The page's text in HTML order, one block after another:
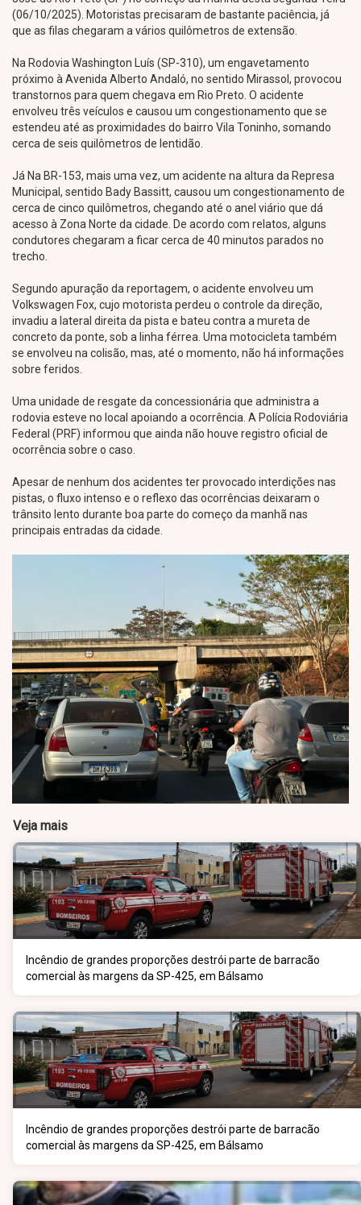
(06/10/2025). Motoristas precisaram de bastante paciência, já
que as filas chegaram a vários quilômetros de extensão.
Na Rodovia Washington Luís (SP-310), um engavetamento
próximo à Avenida Alberto Andaló, no sentido Mirassol, provocou
transtornos para quem chegava em Rio Preto. O acidente
envolveu três veículos e causou um congestionamento que se
estendeu até as proximidades do bairro Vila Toninho, somando
cerca de seis quilômetros de lentidão.
Já Na BR-153, mais uma vez, um acidente na altura da Represa
Municipal, sentido Bady Bassitt, causou um congestionamento de
cerca de cinco quilômetros, chegando até o anel viário que dá
acesso à Zona Norte da cidade. De acordo com relatos, alguns
condutores chegaram a ficar cerca de 40 minutos parados no
trecho.
Segundo apuração da reportagem, o acidente envolveu um
Volkswagen Fox, cujo motorista perdeu o controle da direção,
invadiu a lateral direita da pista e bateu contra a mureta de
concreto da ponte, sob a linha férrea. Uma motocicleta também
se envolveu na colisão, mas, até o momento, não há informações
sobre feridos.
Uma unidade de resgate da concessionária que administra a
rodovia esteve no local apoiando a ocorrência. A Polícia Rodoviária
Federal (PRF) informou que ainda não houve registro oficial de
ocorrência sobre o caso.
Apesar de nenhum dos acidentes ter provocado interdições nas
pistas, o fluxo intenso e o reflexo das ocorrências deixaram o
trânsito lento durante boa parte do começo da manhã nas
principais entradas da cidade.
Veja mais
Incêndio de grandes proporções destrói parte de barracão
comercial às margens da SP-425, em Bálsamo
Incêndio de grandes proporções destrói parte de barracão
comercial às margens da SP-425, em Bálsamo